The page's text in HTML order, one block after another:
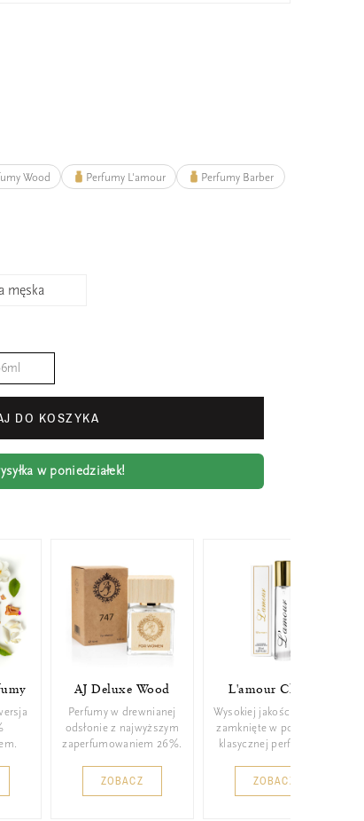
Wood Perfumy L'amour
Perfumy Barber
męska
DO KOSZYKA
w poniedziałek!
AJ Deluxe Wood
Perfumy w drewnianej
odsłonie z najwyższym
zaperfumowaniem 26%.
ZOBACZ
L'amour Classic
Wysokiej jakości perfumy
zamknięte w poręcznej,
klasycznej perfumetce.
ZOBACZ